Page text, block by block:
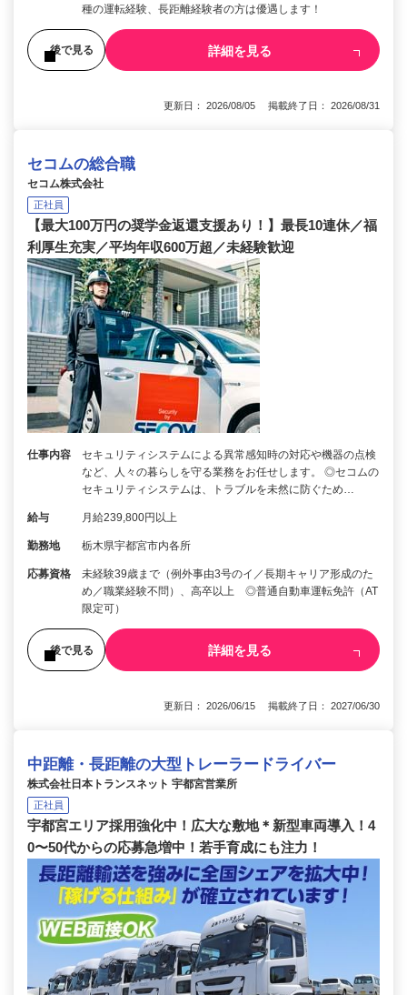
種の運転経験、長距離経験者の方は優遇します！
後で見る 詳細を見る
更新日： 2026/08/05 掲載終了日： 2026/08/31
セコムの総合職
セコム株式会社
正社員
【最大100万円の奨学金返還支援あり！】最長10連休／福
利厚生充実／平均年収600万超／未経験歓迎
仕事内容
セキュリティシステムによる異常感知時の対応や機器の点検
など、人々の暮らしを守る業務をお任せします。 ◎セコムの
セキュリティシステムは、トラブルを未然に防ぐため…
給与 月給239,800円以上
勤務地 栃木県宇都宮市内各所
応募資格
未経験39歳まで（例外事由3号のイ／長期キャリア形成のた
め／職業経験不問）、高卒以上 ◎普通自動車運転免許（AT
限定可）
後で見る 詳細を見る
更新日： 2026/06/15 掲載終了日： 2027/06/30
中距離・長距離の大型トレーラードライバー
株式会社日本トランスネット 宇都宮営業所
正社員
宇都宮エリア採用強化中！広大な敷地＊新型車両導入！4
0〜50代からの応募急増中！若手育成にも注力！